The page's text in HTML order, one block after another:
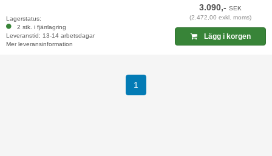
Lagerstatus:
2 stk. i fjärrlagring
Leveranstid: 13-14 arbetsdagar
Mer leveransinformation
3.090,-SEK
(2.472,00 exkl. moms)
Lägg i korgen
1